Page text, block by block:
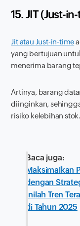
15. JIT (Just-
Jit atau Just-in-time
yang bertujuan
menerima barang
Artinya, barang
diinginkan,
risiko kelebihan stok.
Baca juga:
Maksimalkan
dengan
Inilah Tren
di Tahun 2025